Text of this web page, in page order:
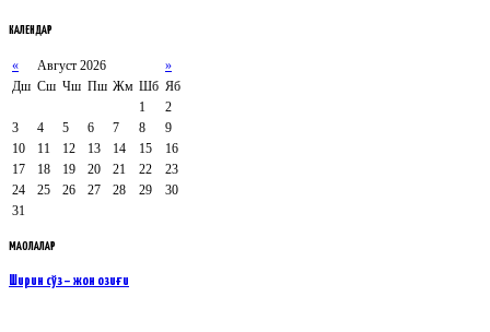
КАЛЕНДАР
« Август 2026
»
Дш Сш Чш Пш Жм Шб Яб
1
2
3
4 5 6 7 8
9
10
11 12 13 14 15
16
17
18 19 20 21 22
23
24
25 26 27 28 29
30
31
МАҚОЛАЛАР
Ширин сўз – жон озиғи